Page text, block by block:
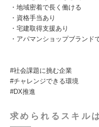
・地域密着で長く働ける
・資格手当あり
・宅建取得支援あり
・アパマンショップブランド
#社会課題に挑む企業
#チャレンジできる環境
#DX推進
求められるスキル